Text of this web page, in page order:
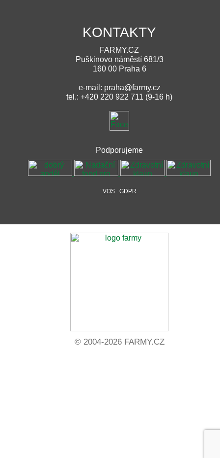
KONTAKTY
FARMY.CZ
Puškinovo náměstí 681/3
160 00 Praha 6
e-mail: praha@farmy.cz
tel.: +420 220 922 711 (9-16 h)
Podporujeme
VOS GDPR
© 2004-2026 FARMY.CZ